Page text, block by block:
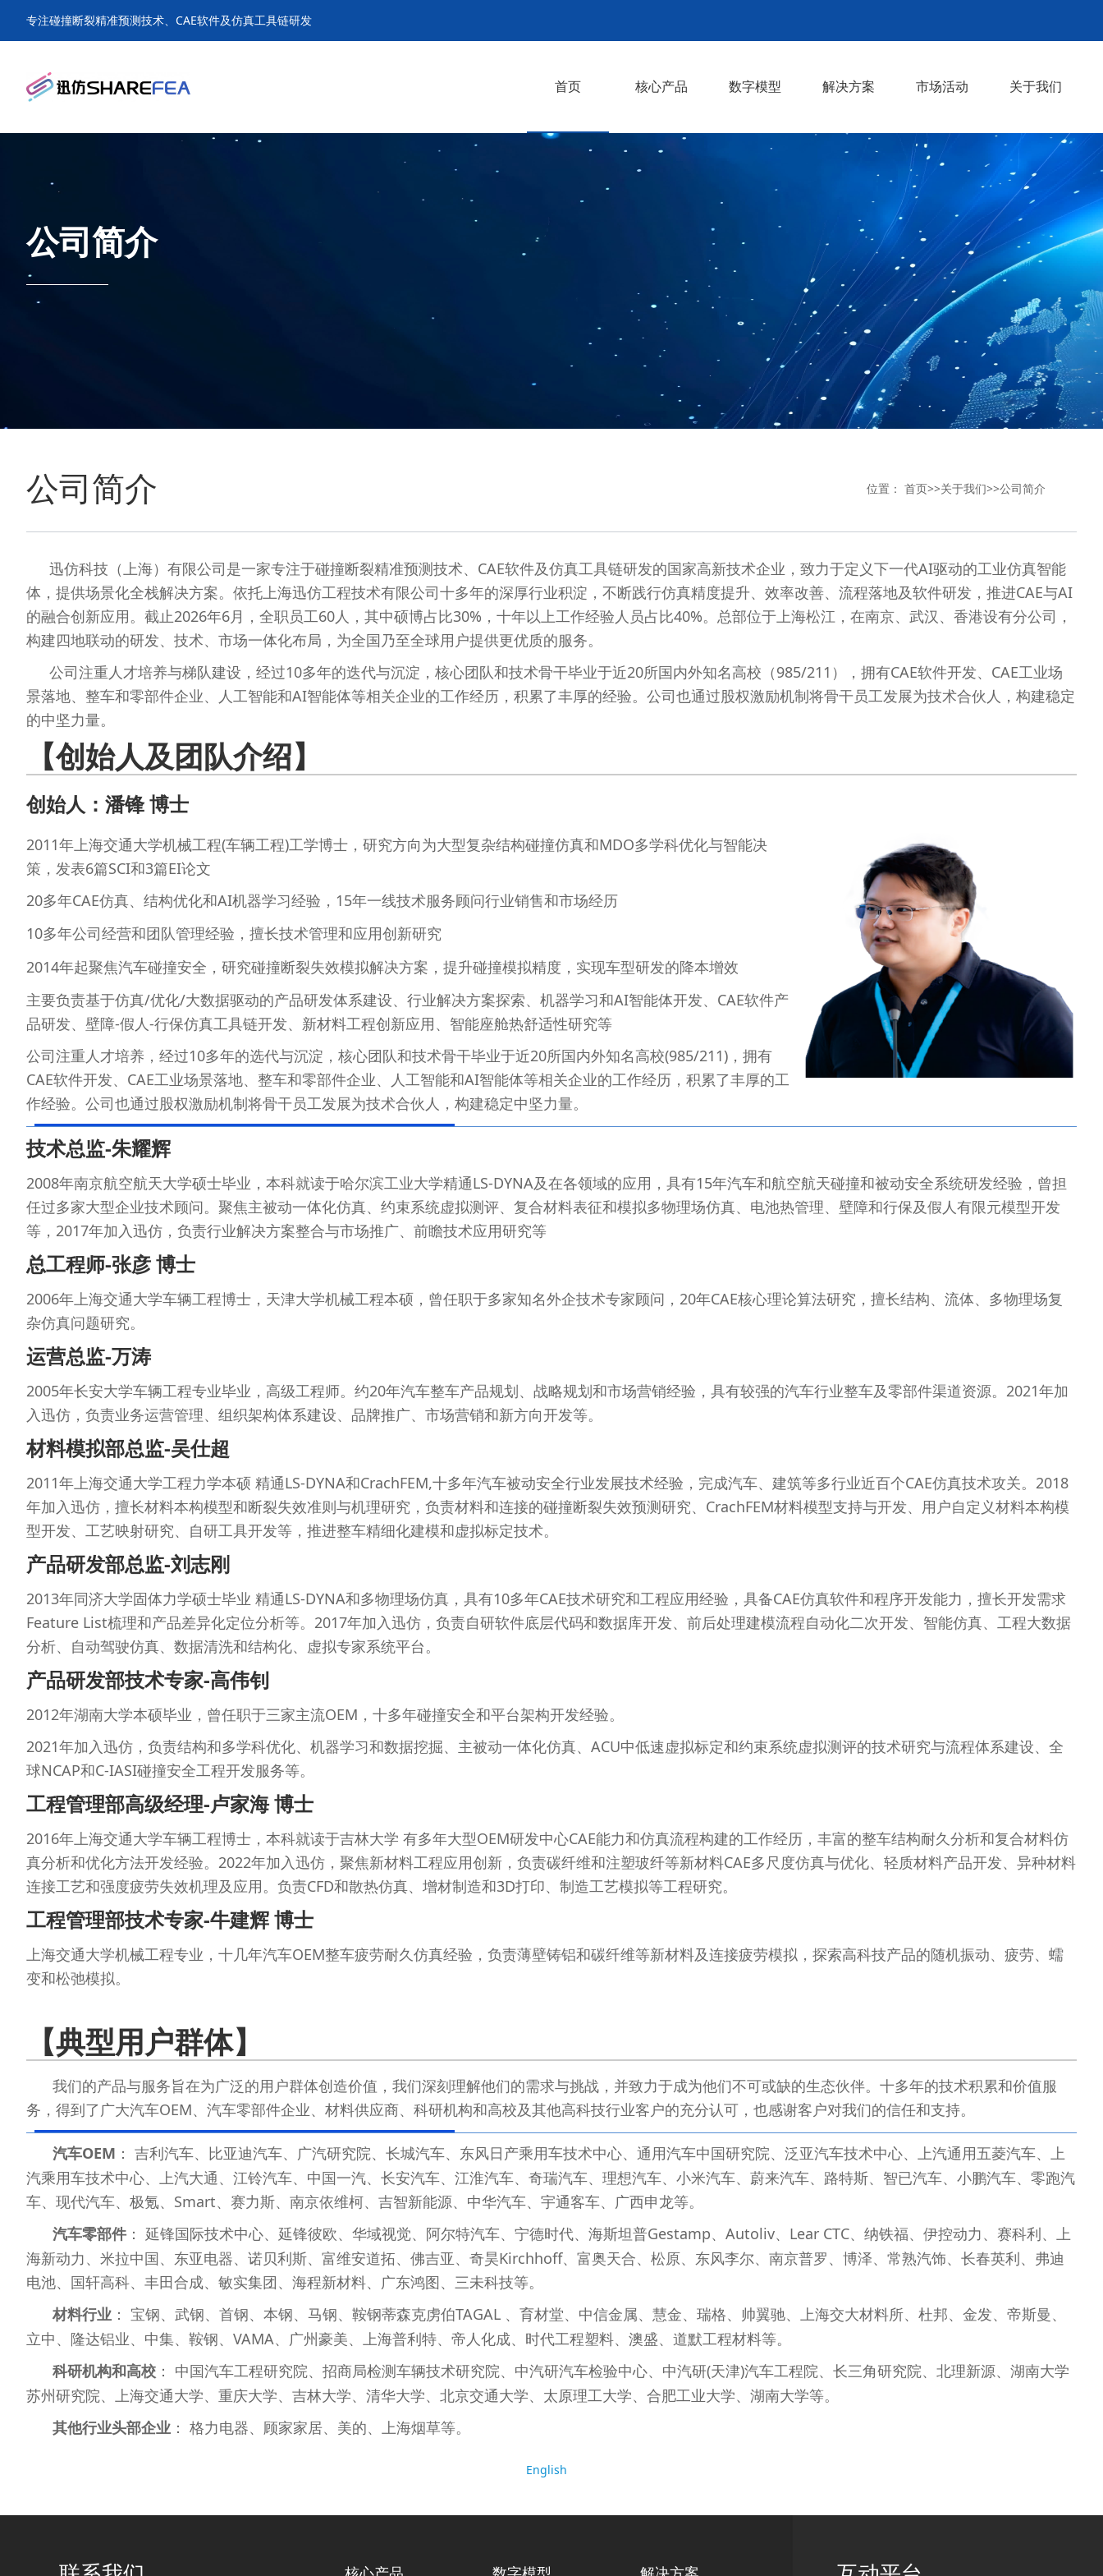
专注碰撞断裂精准预测技术、CAE软件及仿真工具链研发
首页 核心产品
CrachFEM失效模型
CrashFEM MAT
CCD碰撞安全评估
RunIT仿真平台
AI仿真智能体开发
CAE自研软件开发
Converse注塑映射
ESLDYNAMIC优化
数字模型
VIM Safety壁障模型
VIM Safety行保模型
VIM Safety假人模型
热舒适性假人模型
解决方案
碰撞断裂失效模拟
碰撞安全仿真技术
复合材料产品开发
材料和零部件试验
市场活动
行业活动
共享版材料数据库
资料下载
技术文章
关于我们
发展历程
荣誉资质
合作伙伴
公司简介
公司简介 位置： 首页>>关于我们>>公司简介
迅仿科技（上海）有限公司是一家专注于碰撞断裂精准预测技术、CAE软件及仿真工具链研发的国家高新技术企业，致力于定义下一代AI驱动的工业仿真智能
体，提供场景化全栈解决方案。依托上海迅仿工程技术有限公司十多年的深厚行业积淀，不断践行仿真精度提升、效率改善、流程落地及软件研发，推进CAE与AI
的融合创新应用。截止2026年6月，全职员工60人，其中硕博占比30%，十年以上工作经验人员占比40%。总部位于上海松江，在南京、武汉、香港设有分公司，
构建四地联动的研发、技术、市场一体化布局，为全国乃至全球用户提供更优质的服务。
公司注重人才培养与梯队建设，经过10多年的迭代与沉淀，核心团队和技术骨干毕业于近20所国内外知名高校（985/211），拥有CAE软件开发、CAE工业场
景落地、整车和零部件企业、人工智能和AI智能体等相关企业的工作经历，积累了丰厚的经验。公司也通过股权激励机制将骨干员工发展为技术合伙人，构建稳定
的中坚力量。
【创始人及团队介绍】
创始人：潘锋 博士
2011年上海交通大学机械工程(车辆工程)工学博士，研究方向为大型复杂结构碰撞仿真和MDO多学科优化与智能决
策，发表6篇SCI和3篇EI论文
20多年CAE仿真、结构优化和AI机器学习经验，15年一线技术服务顾问行业销售和市场经历
10多年公司经营和团队管理经验，擅长技术管理和应用创新研究
2014年起聚焦汽车碰撞安全，研究碰撞断裂失效模拟解决方案，提升碰撞模拟精度，实现车型研发的降本增效
主要负责基于仿真/优化/大数据驱动的产品研发体系建设、行业解决方案探索、机器学习和AI智能体开发、CAE软件产
品研发、壁障-假人-行保仿真工具链开发、新材料工程创新应用、智能座舱热舒适性研究等
公司注重人才培养，经过10多年的选代与沉淀，核心团队和技术骨干毕业于近20所国内外知名高校(985/211)，拥有
CAE软件开发、CAE工业场景落地、整车和零部件企业、人工智能和AI智能体等相关企业的工作经历，积累了丰厚的工
作经验。公司也通过股权激励机制将骨干员工发展为技术合伙人，构建稳定中坚力量。
技术总监-朱耀辉
2008年南京航空航天大学硕士毕业，本科就读于哈尔滨工业大学精通LS-DYNA及在各领域的应用，具有15年汽车和航空航天碰撞和被动安全系统研发经验，曾担
任过多家大型企业技术顾问。聚焦主被动一体化仿真、约束系统虚拟测评、复合材料表征和模拟多物理场仿真、电池热管理、壁障和行保及假人有限元模型开发
等，2017年加入迅仿，负责行业解决方案整合与市场推广、前瞻技术应用研究等
总工程师-张彦 博士
2006年上海交通大学车辆工程博士，天津大学机械工程本硕，曾任职于多家知名外企技术专家顾问，20年CAE核心理论算法研究，擅长结构、流体、多物理场复
杂仿真问题研究。
运营总监-万涛
2005年长安大学车辆工程专业毕业，高级工程师。约20年汽车整车产品规划、战略规划和市场营销经验，具有较强的汽车行业整车及零部件渠道资源。2021年加
入迅仿，负责业务运营管理、组织架构体系建设、品牌推广、市场营销和新方向开发等。
材料模拟部总监-吴仕超
2011年上海交通大学工程力学本硕 精通LS-DYNA和CrachFEM,十多年汽车被动安全行业发展技术经验，完成汽车、建筑等多行业近百个CAE仿真技术攻关。2018
年加入迅仿，擅长材料本构模型和断裂失效准则与机理研究，负责材料和连接的碰撞断裂失效预测研究、CrachFEM材料模型支持与开发、用户自定义材料本构模
型开发、工艺映射研究、自研工具开发等，推进整车精细化建模和虚拟标定技术。
产品研发部总监-刘志刚
2013年同济大学固体力学硕士毕业 精通LS-DYNA和多物理场仿真，具有10多年CAE技术研究和工程应用经验，具备CAE仿真软件和程序开发能力，擅长开发需求
Feature List梳理和产品差异化定位分析等。2017年加入迅仿，负责自研软件底层代码和数据库开发、前后处理建模流程自动化二次开发、智能仿真、工程大数据
分析、自动驾驶仿真、数据清洗和结构化、虚拟专家系统平台。
产品研发部技术专家-高伟钊
2012年湖南大学本硕毕业，曾任职于三家主流OEM，十多年碰撞安全和平台架构开发经验。
2021年加入迅仿，负责结构和多学科优化、机器学习和数据挖掘、主被动一体化仿真、ACU中低速虚拟标定和约束系统虚拟测评的技术研究与流程体系建设、全
球NCAP和C-IASI碰撞安全工程开发服务等。
工程管理部高级经理-卢家海 博士
2016年上海交通大学车辆工程博士，本科就读于吉林大学 有多年大型OEM研发中心CAE能力和仿真流程构建的工作经历，丰富的整车结构耐久分析和复合材料仿
真分析和优化方法开发经验。2022年加入迅仿，聚焦新材料工程应用创新，负责碳纤维和注塑玻纤等新材料CAE多尺度仿真与优化、轻质材料产品开发、异种材料
连接工艺和强度疲劳失效机理及应用。负责CFD和散热仿真、增材制造和3D打印、制造工艺模拟等工程研究。
工程管理部技术专家-牛建辉 博士
上海交通大学机械工程专业，十几年汽车OEM整车疲劳耐久仿真经验，负责薄壁铸铝和碳纤维等新材料及连接疲劳模拟，探索高科技产品的随机振动、疲劳、蠕
变和松弛模拟。
【典型用户群体】
我们的产品与服务旨在为广泛的用户群体创造价值，我们深刻理解他们的需求与挑战，并致力于成为他们不可或缺的生态伙伴。十多年的技术积累和价值服
务，得到了广大汽车OEM、汽车零部件企业、材料供应商、科研机构和高校及其他高科技行业客户的充分认可，也感谢客户对我们的信任和支持。
汽车OEM ： 吉利汽车、比亚迪汽车、广汽研究院、长城汽车、东风日产乘用车技术中心、通用汽车中国研究院、泛亚汽车技术中心、上汽通用五菱汽车、上
汽乘用车技术中心、上汽大通、江铃汽车、中国一汽、长安汽车、江淮汽车、奇瑞汽车、理想汽车、小米汽车、蔚来汽车、路特斯、智已汽车、小鹏汽车、零跑汽
车、现代汽车、极氪、Smart、赛力斯、南京依维柯、吉智新能源、中华汽车、宇通客车、广西申龙等。
汽车零部件 ： 延锋国际技术中心、延锋彼欧、华域视觉、阿尔特汽车、宁德时代、海斯坦普Gestamp、Autoliv、Lear CTC、纳铁福、伊控动力、赛科利、上
海新动力、米拉中国、东亚电器、诺贝利斯、富维安道拓、佛吉亚、奇昊Kirchhoff、富奥天合、松原、东风李尔、南京普罗、博泽、常熟汽饰、长春英利、弗迪
电池、国轩高科、丰田合成、敏实集团、海程新材料、广东鸿图、三未科技等。
材料行业 ： 宝钢、武钢、首钢、本钢、马钢、鞍钢蒂森克虏伯TAGAL 、育材堂、中信金属、慧金、瑞格、帅翼驰、上海交大材料所、杜邦、金发、帝斯曼、
立中、隆达铝业、中集、鞍钢、VAMA、广州豪美、上海普利特、帝人化成、时代工程塑料、澳盛、道默工程材料等。
科研机构和高校 ： 中国汽车工程研究院、招商局检测车辆技术研究院、中汽研汽车检验中心、中汽研(天津)汽车工程院、长三角研究院、北理新源、湖南大学
苏州研究院、上海交通大学、重庆大学、吉林大学、清华大学、北京交通大学、太原理工大学、合肥工业大学、湖南大学等。
其他行业头部企业 ： 格力电器、顾家家居、美的、上海烟草等。
English